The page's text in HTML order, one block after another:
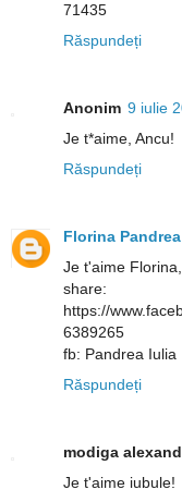
71435
Răspundeți
Anonim 9 iulie
Je t*aime, Ancu!
Răspundeți
Florina Pandrea
Je t'aime
share:
https://
6389265
fb: Pandrea Iulia
Răspundeți
modiga
Je t'aime iubule!